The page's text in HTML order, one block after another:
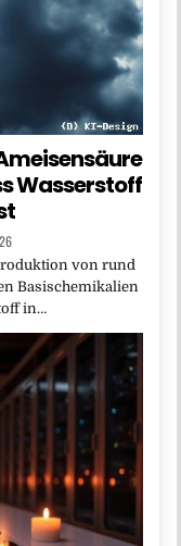
Wasserstoff
von rund
Basischemikalien
in…